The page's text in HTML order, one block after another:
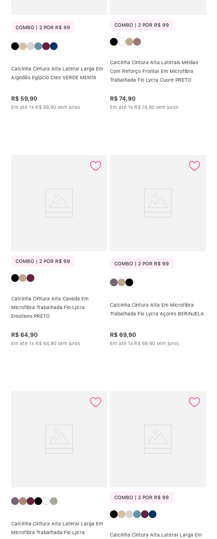
COMBO | 2 POR R$ 99
Calcinha Cintura Alta Lateral Larga Em
Algodão Egípcio Cleo VERDE MENTA
R$ 59,90
Em até 1x R$ 59 90 sem juros
COMBO | 2 POR R$ 99
Calcinha Cintura Alta Laterais Médias
Com Reforço Frontal Em Microfibra
Trabalhada Fio Lycra Cuore PRETO
R$ 74,90
Em até 1x R$ 74 90 sem juros
COMBO | 2 POR R$ 99
Calcinha Cintura Alta Cavada Em
Microfibra Trabalhada Fio Lycra
Emotions PRETO
R$ 64,90
Em até 1x R$ 64 90 sem juros
COMBO | 2 POR R$ 99
Calcinha Cintura Alta Em Microfibra
Trabalhada Fio Lycra Açores BERINJELA
R$ 69,90
Em até 1x R$ 69 90 sem juros
Calcinha Cintura Alta Lateral Larga Em
Microfibra Trabalhada Fio Lycra
COMBO | 2 POR R$ 99
Calcinha Cintura Alta Lateral Larga Em